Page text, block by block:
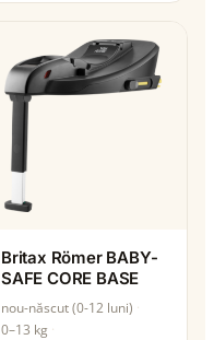
Britax Römer BABY-
SAFE CORE BASE
nou-născut (0-12 luni)
0–13 kg